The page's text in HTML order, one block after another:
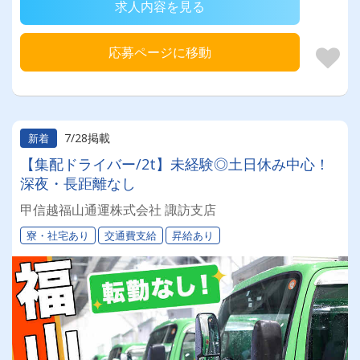
求人内容を見る
応募ページに移動
新着 7/28掲載
【集配ドライバー/2t】未経験◎土日休み中心！
深夜・長距離なし
甲信越福山通運株式会社 諏訪支店
寮・社宅あり 交通費支給 昇給あり